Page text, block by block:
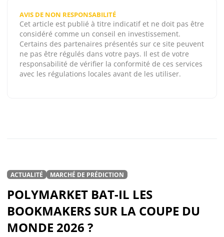
AVIS DE NON RESPONSABILITÉ
Cet article est publié à titre indicatif et ne doit pas être
considéré comme un conseil en investissement.
Certains des partenaires présentés sur ce site peuvent
ne pas être régulés dans votre pays. Il est de votre
responsabilité de vérifier la conformité de ces services
avec les régulations locales avant de les utiliser.
ACTUALITÉ MARCHÉ DE PRÉDICTION
POLYMARKET BAT-IL LES
BOOKMAKERS SUR LA COUPE DU
MONDE 2026 ?